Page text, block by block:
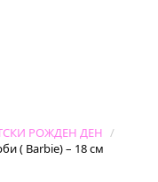
РОЖДЕН ДЕН
( Barbie) – 18 см